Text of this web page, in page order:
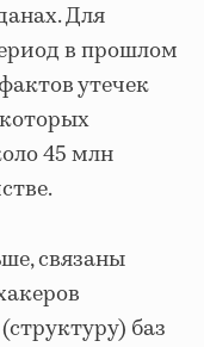
Для
в прошлом
утечек
45 млн
связаны
баз